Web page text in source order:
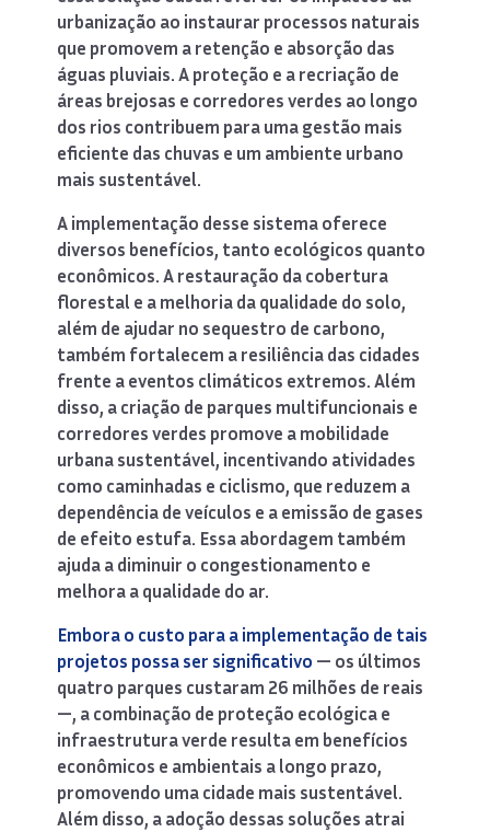
urbanização ao instaurar processos naturais
que promovem a retenção e absorção das
águas pluviais. A proteção e a recriação de
áreas brejosas e corredores verdes ao longo
dos rios contribuem para uma gestão mais
eficiente das chuvas e um ambiente urbano
mais sustentável.
A implementação desse sistema oferece
diversos benefícios, tanto ecológicos quanto
econômicos. A restauração da cobertura
florestal e a melhoria da qualidade do solo,
além de ajudar no sequestro de carbono,
também fortalecem a resiliência das cidades
frente a eventos climáticos extremos. Além
disso, a criação de parques multifuncionais e
corredores verdes promove a mobilidade
urbana sustentável, incentivando atividades
como caminhadas e ciclismo, que reduzem a
dependência de veículos e a emissão de gases
de efeito estufa. Essa abordagem também
ajuda a diminuir o congestionamento e
melhora a qualidade do ar.
Embora o custo para a implementação de tais
projetos possa ser significativo — os últimos
quatro parques custaram 26 milhões de reais
—, a combinação de proteção ecológica e
infraestrutura verde resulta em benefícios
econômicos e ambientais a longo prazo,
promovendo uma cidade mais sustentável.
Além disso, a adoção dessas soluções atrai